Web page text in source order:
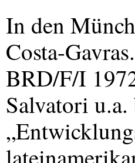
In den
Costa-
BRD/F/I
Salvatori